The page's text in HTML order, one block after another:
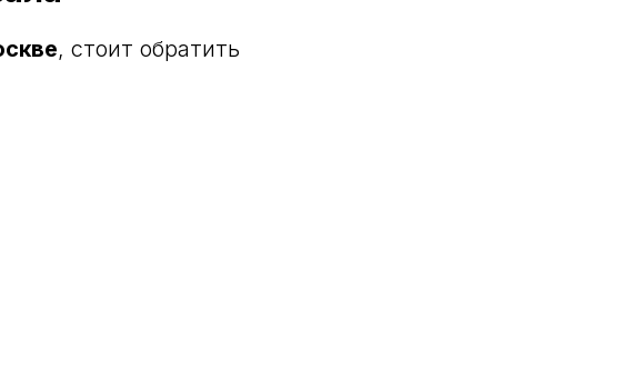
, стоит обратить